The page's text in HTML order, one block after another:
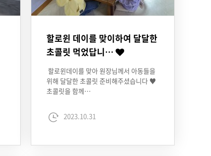
할로윈 데이를 맞이하여 달달한
초콜릿 먹었답니…
할로윈데이를 맞아 원장님께서 아동들을
위해 달달한 초콜릿 준비해주셨습니다 ♥
초콜릿을 함께…
2023.10.31